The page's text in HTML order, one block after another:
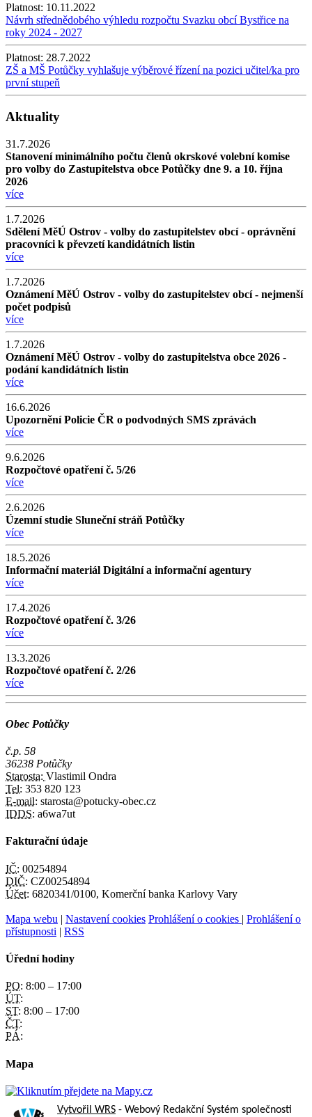
Platnost: 10.11.2022
Návrh střednědobého výhledu rozpočtu Svazku obcí Bystřice na
roky 2024 - 2027
Platnost: 28.7.2022
ZŠ a MŠ Potůčky vyhlašuje výběrové řízení na pozici učitel/ka pro
první stupeň
Aktuality
31.7.2026
Stanovení minimálního počtu členů okrskové volební komise
pro volby do Zastupitelstva obce Potůčky dne 9. a 10. října
2026
více
1.7.2026
Sdělení MěÚ Ostrov - volby do zastupitelstev obcí - oprávnění
pracovníci k převzetí kandidátních listin
více
1.7.2026
Oznámení MěÚ Ostrov - volby do zastupitelstev obcí - nejmenší
počet podpisů
více
1.7.2026
Oznámení MěÚ Ostrov - volby do zastupitelstva obce 2026 -
podání kandidátních listin
více
16.6.2026
Upozornění Policie ČR o podvodných SMS zprávách
více
9.6.2026
Rozpočtové opatření č. 5/26
více
2.6.2026
Územní studie Sluneční stráň Potůčky
více
18.5.2026
Informační materiál Digitální a informační agentury
více
17.4.2026
Rozpočtové opatření č. 3/26
více
13.3.2026
Rozpočtové opatření č. 2/26
více
Obec Potůčky
č.p. 58
36238 Potůčky
Starosta: Vlastimil Ondra
Tel: 353 820 123
E-mail: starosta@potucky-obec.cz
IDDS: a6wa7ut
Fakturační údaje
IČ: 00254894
DIČ: CZ00254894
Účet: 6820341/0100, Komerční banka Karlovy Vary
Mapa webu | Nastavení cookies Prohlášení o cookies | Prohlášení o
přístupnosti | RSS
Úřední hodiny
PO: 8:00 – 17:00
ÚT:
ST: 8:00 – 17:00
ČT:
PÁ:
Mapa
Vytvořil WRS - Webový Redakční Systém společnosti